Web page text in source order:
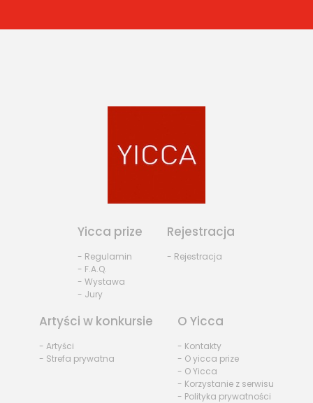
Yicca prize
- Regulamin
- F.A.Q.
- Wystawa
- Jury
Rejestracja
- Rejestracja
Artyści w konkursie
- Artyści
- Strefa prywatna
O Yicca
- Kontakty
- O yicca prize
- O Yicca
- Korzystanie z serwisu
- Polityka prywatności